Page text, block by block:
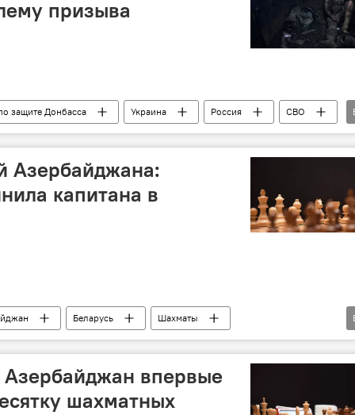
призыва
защите Донбасса Украина Россия
СВО
Министерство обороны ВИЧ
Азербайджана:
капитана в
Беларусь
Шахматы
Будапешт
впервые
шахматных